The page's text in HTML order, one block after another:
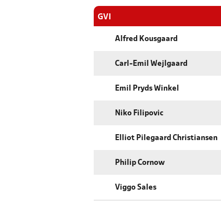
GVI
Alfred Kousgaard
Carl-Emil Wejlgaard
Emil Pryds Winkel
Niko Filipovic
Elliot Pilegaard Christiansen
Philip Cornow
Viggo Sales